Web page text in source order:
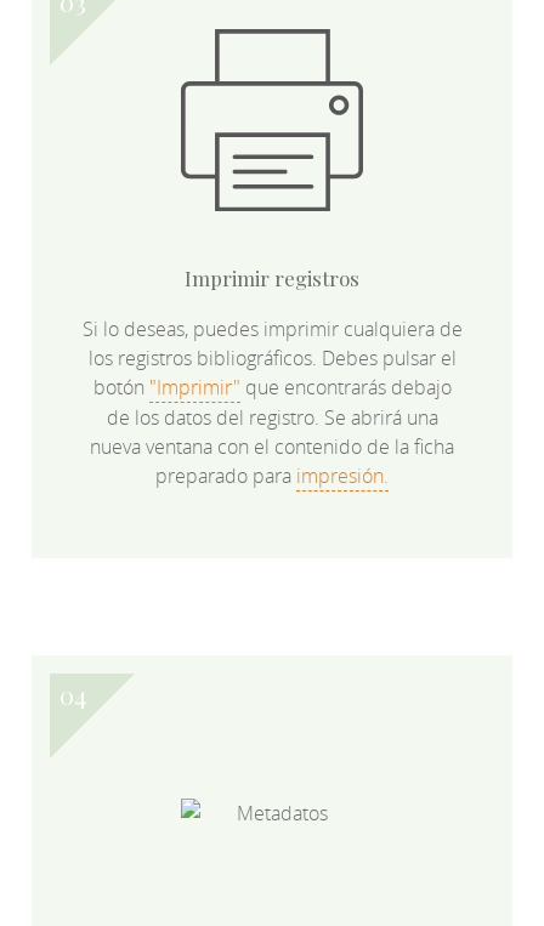
Imprimir registros
Si lo deseas, puedes imprimir cualquiera de
los registros bibliográficos. Debes pulsar el
botón "Imprimir" que encontrarás debajo
de los datos del registro. Se abrirá una
nueva ventana con el contenido de la ficha
preparado para impresión.